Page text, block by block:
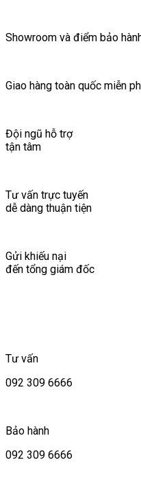
Showroom và điểm bảo
Giao hàng toàn quốc miễn
Đội ngũ hỗ trợ
tận tâm
Tư vấn trực tuyến
dễ dàng thuận tiện
Gửi khiếu nại
đến tổng giám đốc
Tư vấn
092 309 6666
Bảo hành
092 309 6666